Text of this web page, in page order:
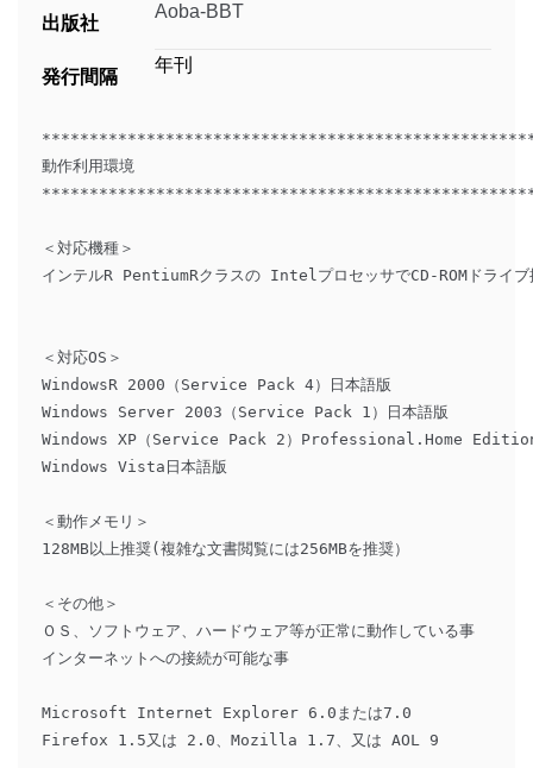
出版社
Aoba-BBT
発行間隔
年刊
動作利用環境
＜対応機種＞
インテルR PentiumRクラスの IntelプロセッサでCD-ROMドライブ
＜対応OS＞
WindowsR 2000（Service Pack 4）日本語版
Windows Server 2003（Service Pack 1）日本語版
Windows XP（Service Pack 2）Professional.Home
Windows Vista日本語版
＜動作メモリ＞
128MB以上推奨(複雑な文書閲覧には256MBを推奨）
＜その他＞
ＯＳ、ソフトウェア、ハードウェア等が正常に動作している事
インターネットへの接続が可能な事
Microsoft Internet Explorer 6.0または7.0
Firefox 1.5又は 2.0、Mozilla 1.7、又は AOL 9